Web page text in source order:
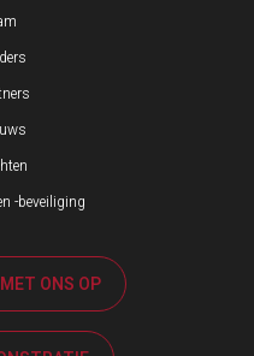
-beveiliging
ONS OP